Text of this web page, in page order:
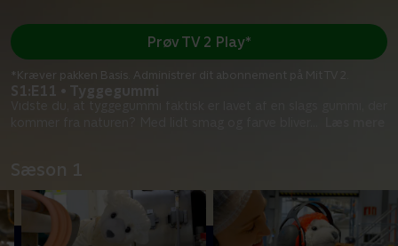
S1:E11 • Tyggegummi
Prøv TV 2 Play*
*Kræver pakken Basis. Administrer dit abonnement på Mit TV 2.
Sæson 1